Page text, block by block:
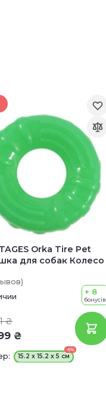
Orka Tire Pet
для собак Колесо
)
₴
₴
+ 8
бонусів
-5%
15.2 x 15.2 x 5 см